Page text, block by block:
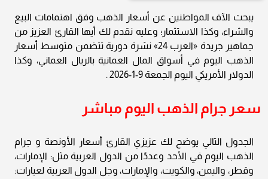
يبحث الآف المواطنين عن أسعار الذهب وفق اهتمامات البيع
والشراء، وكذا الاستثمار؛ وعليه نقدم لك أيها القارئ العزيز من
جماهير جريدة «العرب 24» نشرة دورية تتضمن متوسط أسعار
الذهب اليوم في أسواق المال العمانية بالريال العماني، وكذا
الدولار الأمريكي اليوم الجمعة 9-1-2026 .
سعر جرام الذهب اليوم مباشر
الجدول التالي يوضح لك عزيزي القارئ أسعار الأونصة و جرام
الذهب اليوم في الأحد وعددًا من الدول العربية مثل: الإمارات،
وقطر، واليمن، والكويت، والإمارات، وجل الدول العربية لعيارات: